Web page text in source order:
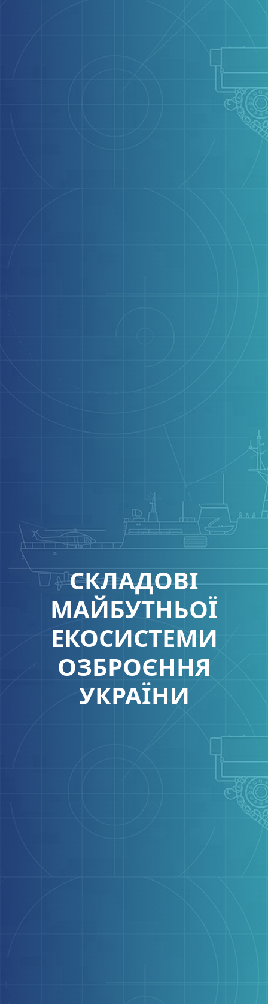
СКЛАДОВІ
МАЙБУТНЬОЇ
ЕКОСИСТЕМИ
ОЗБРОЄННЯ
УКРАЇНИ